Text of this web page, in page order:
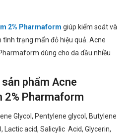
2% Pharmaform giúp kiểm soát và
trạng mẩn đỏ hiệu quả. Acne
dùng cho da dầu nhiều
phẩm Acne
2% Pharmaform
Glycol, Pentylene glycol, Butylene
Lactic acid, Salicylic Acid, Glycerin,